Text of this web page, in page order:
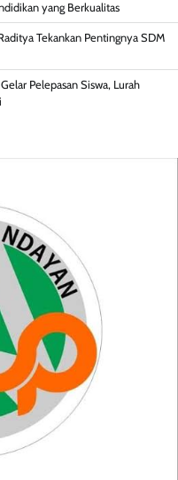
yang Berkualitas
Tekankan Pentingnya SDM
Pelepasan Siswa, Lurah